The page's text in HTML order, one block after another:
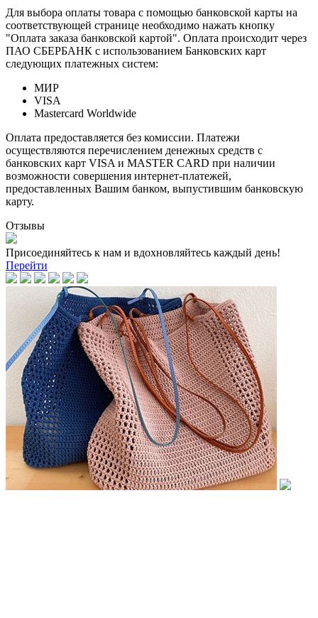
Для выбора оплаты товара с помощью банковской карты на
соответствующей странице необходимо нажать кнопку
"Оплата заказа банковской картой". Оплата происходит через
ПАО СБЕРБАНК с использованием Банковских карт
следующих платежных систем:
МИР
VISA
Mastercard Worldwide
Оплата предоставляется без комиссии. Платежи
осуществляются перечислением денежных средств с
банковских карт VISA и MASTER CARD при наличии
возможности совершения интернет-платежей,
предоставленных Вашим банком, выпустившим банковскую
карту.
Отзывы
Присоединяйтесь к нам и вдохновляйтесь каждый день!
Перейти